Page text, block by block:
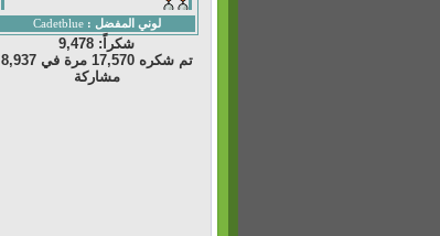
لوني المفضل :Cadetblue
شكراً: 9,478
تم شكره 17,570 مرة في 8,937
مشاركة